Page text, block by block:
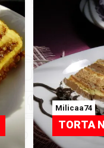
Milicaa74
TORTA